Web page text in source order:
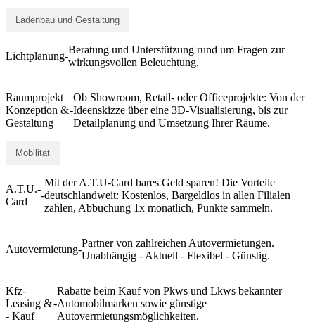
Ladenbau und Gestaltung
Lichtplanung-
Beratung und Unterstützung rund um Fragen zur
wirkungsvollen Beleuchtung.
Raumprojekt
Konzeption &
Gestaltung
-
Ob Showroom, Retail- oder Officeprojekte: Von der
Ideenskizze über eine 3D-Visualisierung, bis zur
Detailplanung und Umsetzung Ihrer Räume.
Mobilität
A.T.U.-
Card
-
Mit der A.T.U-Card bares Geld sparen! Die Vorteile
deutschlandweit: Kostenlos, Bargeldlos in allen Filialen
zahlen, Abbuchung 1x monatlich, Punkte sammeln.
Autovermietung-
Partner von zahlreichen Autovermietungen.
Unabhängig - Aktuell - Flexibel - Günstig.
Kfz-
Leasing &
- Kauf
-
Rabatte beim Kauf von Pkws und Lkws bekannter
Automobilmarken sowie günstige
Autovermietungsmöglichkeiten.